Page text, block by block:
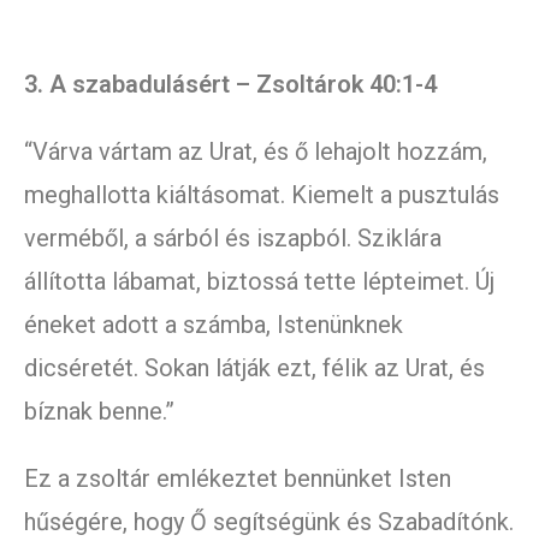
3. A szabadulásért – Zsoltárok 40:1-4
“Várva vártam az Urat, és ő lehajolt hozzám,
meghallotta kiáltásomat. Kiemelt a pusztulás
verméből, a sárból és iszapból. Sziklára
állította lábamat, biztossá tette lépteimet. Új
éneket adott a számba, Istenünknek
dicséretét. Sokan látják ezt, félik az Urat, és
bíznak benne.”
Ez a zsoltár emlékeztet bennünket Isten
hűségére, hogy Ő segítségünk és Szabadítónk.